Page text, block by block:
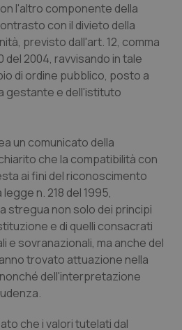
di Trento
& Rettocolite Ulcerosa
neurodegenerative
l'altro componente della
con il divieto della
previsto dall'art. 12, comma
2004, ravvisando in tale
di ordine pubblico, posto a
gestante e dell'istituto
un comunicato della
che la compatibilità con
ai fini del riconoscimento
n. 218 del 1995,
stregua non solo dei principi
e di quelli consacrati
e sovranazionali, ma anche del
trovato attuazione nella
dell'interpretazione
che i valori tutelati dal